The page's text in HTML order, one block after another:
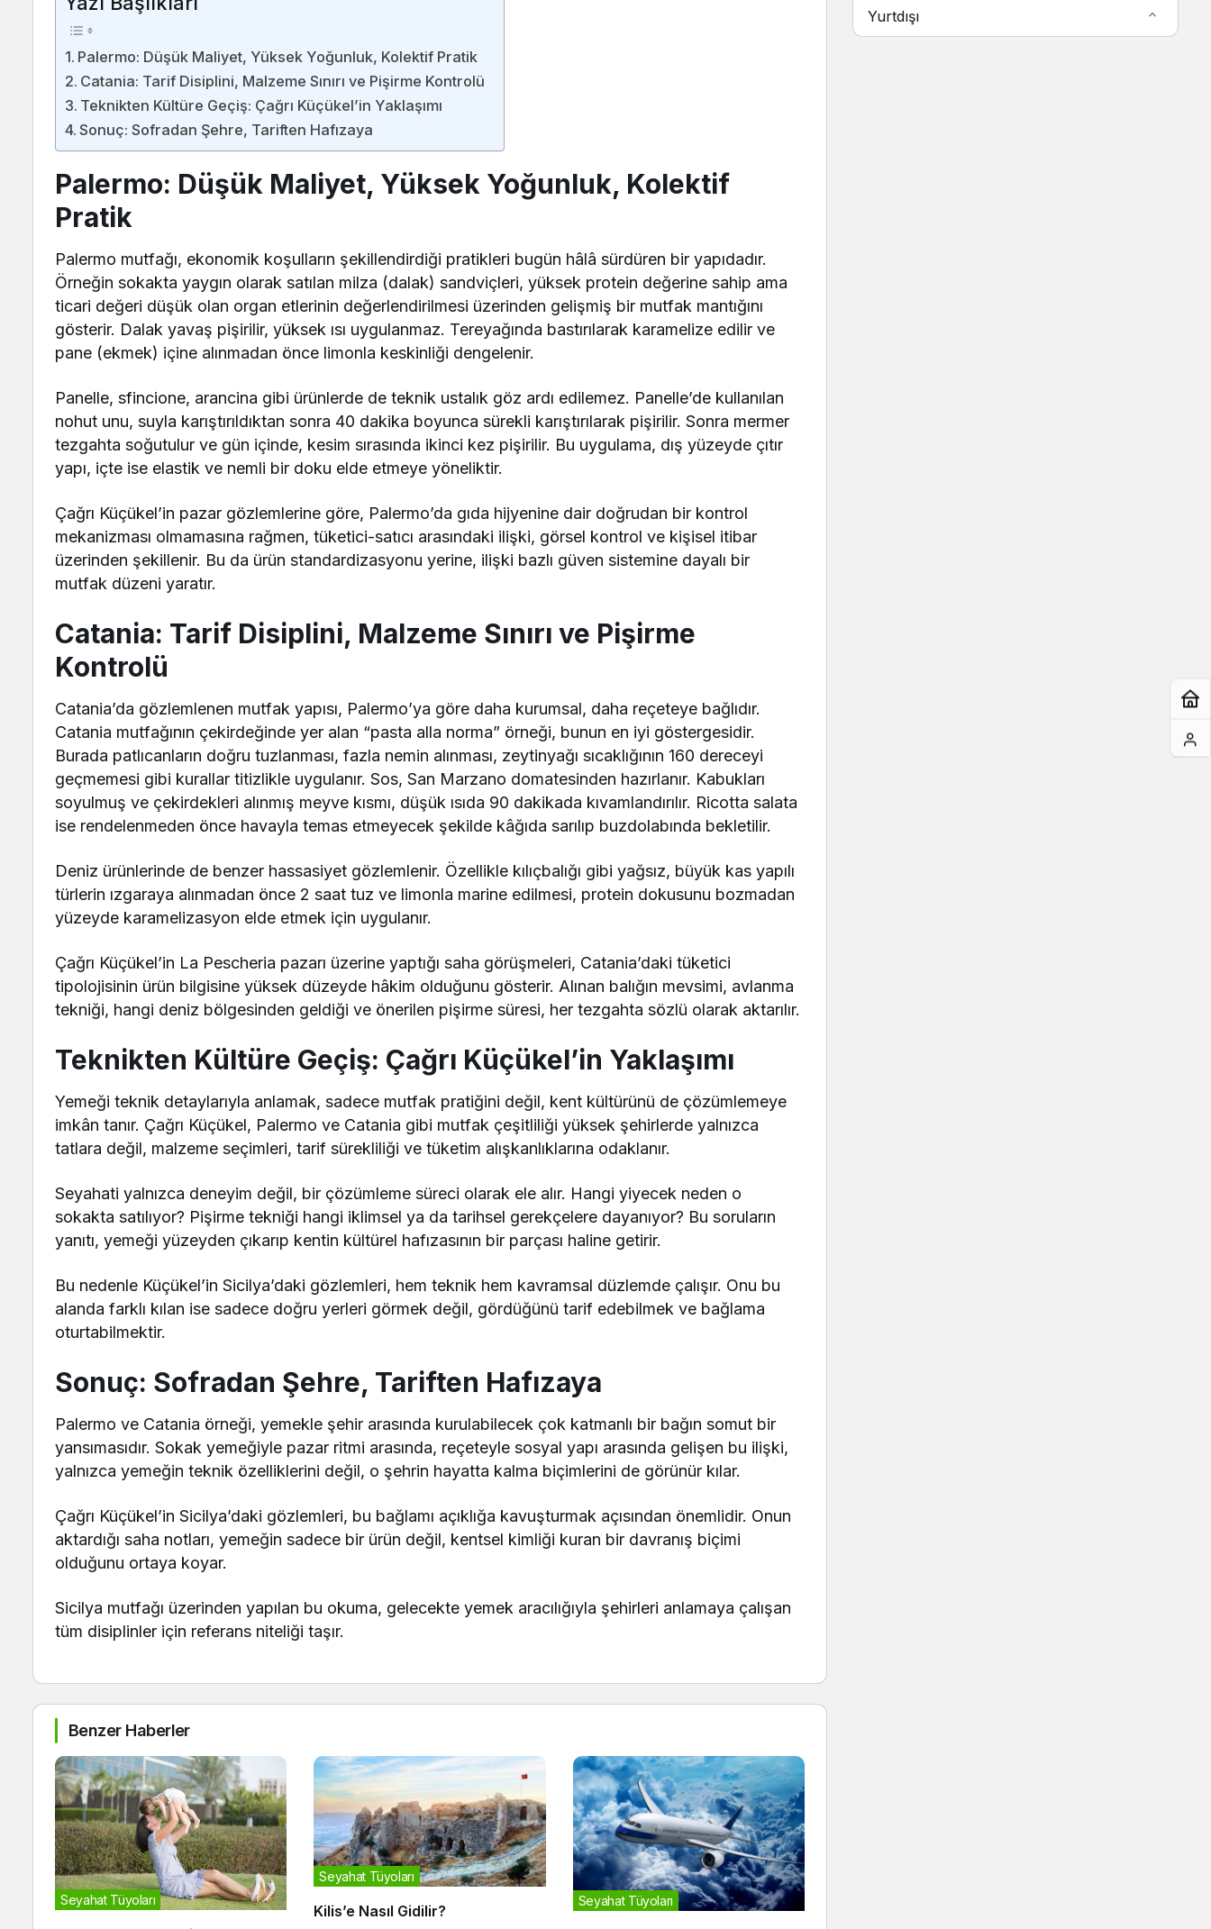
Palermo: Düşük Maliyet, Yüksek Yoğunluk, Kolektif Pratik
Catania: Tarif Disiplini, Malzeme Sınırı ve Pişirme Kontrolü
Teknikten Kültüre Geçiş: Çağrı Küçükel’in Yaklaşımı
Sonuç: Sofradan Şehre, Tariften Hafızaya
Palermo: Düşük Maliyet, Yüksek Yoğunluk, Kolektif
Pratik
Palermo mutfağı, ekonomik koşulların şekillendirdiği pratikleri bugün hâlâ sürdüren bir yapıdadır.
Örneğin sokakta yaygın olarak satılan milza (dalak) sandviçleri, yüksek protein değerine sahip ama
ticari değeri düşük olan organ etlerinin değerlendirilmesi üzerinden gelişmiş bir mutfak mantığını
gösterir. Dalak yavaş pişirilir, yüksek ısı uygulanmaz. Tereyağında bastırılarak karamelize edilir ve
pane (ekmek) içine alınmadan önce limonla keskinliği dengelenir.
Panelle, sfincione, arancina gibi ürünlerde de teknik ustalık göz ardı edilemez. Panelle’de kullanılan
nohut unu, suyla karıştırıldıktan sonra 40 dakika boyunca sürekli karıştırılarak pişirilir. Sonra mermer
tezgahta soğutulur ve gün içinde, kesim sırasında ikinci kez pişirilir. Bu uygulama, dış yüzeyde çıtır
yapı, içte ise elastik ve nemli bir doku elde etmeye yöneliktir.
Çağrı Küçükel’in pazar gözlemlerine göre, Palermo’da gıda hijyenine dair doğrudan bir kontrol
mekanizması olmamasına rağmen, tüketici-satıcı arasındaki ilişki, görsel kontrol ve kişisel itibar
üzerinden şekillenir. Bu da ürün standardizasyonu yerine, ilişki bazlı güven sistemine dayalı bir
mutfak düzeni yaratır.
Catania: Tarif Disiplini, Malzeme Sınırı ve Pişirme
Kontrolü
Catania’da gözlemlenen mutfak yapısı, Palermo’ya göre daha kurumsal, daha reçeteye bağlıdır.
Catania mutfağının çekirdeğinde yer alan “pasta alla norma” örneği, bunun en iyi göstergesidir.
Burada patlıcanların doğru tuzlanması, fazla nemin alınması, zeytinyağı sıcaklığının 160 dereceyi
geçmemesi gibi kurallar titizlikle uygulanır. Sos, San Marzano domatesinden hazırlanır. Kabukları
soyulmuş ve çekirdekleri alınmış meyve kısmı, düşük ısıda 90 dakikada kıvamlandırılır. Ricotta salata
ise rendelenmeden önce havayla temas etmeyecek şekilde kâğıda sarılıp buzdolabında bekletilir.
Deniz ürünlerinde de benzer hassasiyet gözlemlenir. Özellikle kılıçbalığı gibi yağsız, büyük kas yapılı
türlerin ızgaraya alınmadan önce 2 saat tuz ve limonla marine edilmesi, protein dokusunu bozmadan
yüzeyde karamelizasyon elde etmek için uygulanır.
Çağrı Küçükel’in La Pescheria pazarı üzerine yaptığı saha görüşmeleri, Catania’daki tüketici
tipolojisinin ürün bilgisine yüksek düzeyde hâkim olduğunu gösterir. Alınan balığın mevsimi, avlanma
tekniği, hangi deniz bölgesinden geldiği ve önerilen pişirme süresi, her tezgahta sözlü olarak aktarılır.
Teknikten Kültüre Geçiş: Çağrı Küçükel’in Yaklaşımı
Yemeği teknik detaylarıyla anlamak, sadece mutfak pratiğini değil, kent kültürünü de çözümlemeye
imkân tanır. Çağrı Küçükel, Palermo ve Catania gibi mutfak çeşitliliği yüksek şehirlerde yalnızca
tatlara değil, malzeme seçimleri, tarif sürekliliği ve tüketim alışkanlıklarına odaklanır.
Seyahati yalnızca deneyim değil, bir çözümleme süreci olarak ele alır. Hangi yiyecek neden o
sokakta satılıyor? Pişirme tekniği hangi iklimsel ya da tarihsel gerekçelere dayanıyor? Bu soruların
yanıtı, yemeği yüzeyden çıkarıp kentin kültürel hafızasının bir parçası haline getirir.
Bu nedenle Küçükel’in Sicilya’daki gözlemleri, hem teknik hem kavramsal düzlemde çalışır. Onu bu
alanda farklı kılan ise sadece doğru yerleri görmek değil, gördüğünü tarif edebilmek ve bağlama
oturtabilmektir.
Sonuç: Sofradan Şehre, Tariften Hafızaya
Palermo ve Catania örneği, yemekle şehir arasında kurulabilecek çok katmanlı bir bağın somut bir
yansımasıdır. Sokak yemeğiyle pazar ritmi arasında, reçeteyle sosyal yapı arasında gelişen bu ilişki,
yalnızca yemeğin teknik özelliklerini değil, o şehrin hayatta kalma biçimlerini de görünür kılar.
Çağrı Küçükel’in Sicilya’daki gözlemleri, bu bağlamı açıklığa kavuşturmak açısından önemlidir. Onun
aktardığı saha notları, yemeğin sadece bir ürün değil, kentsel kimliği kuran bir davranış biçimi
olduğunu ortaya koyar.
Sicilya mutfağı üzerinden yapılan bu okuma, gelecekte yemek aracılığıyla şehirleri anlamaya çalışan
tüm disiplinler için referans niteliği taşır.
Benzer Haberler
Seyahat Tüyoları
Kilis’e Nasıl Gidilir?
Seyahat Tüyoları
Seyahat Tüyoları
Yurtdışı